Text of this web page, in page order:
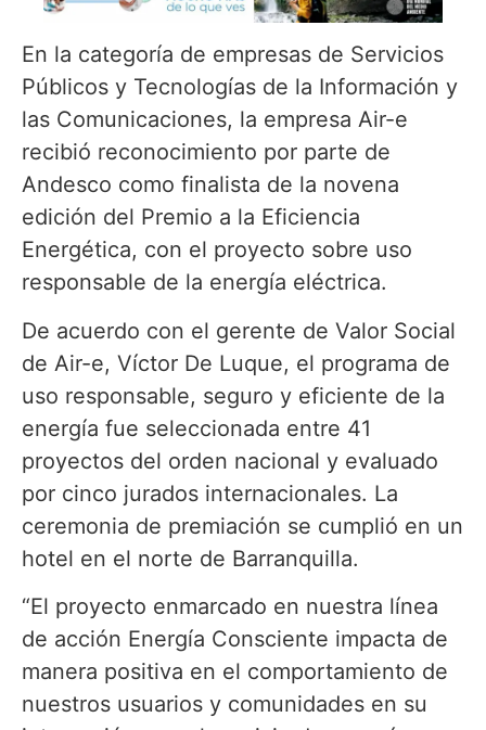
En la categoría de empresas de Servicios
Públicos y Tecnologías de la Información y
las Comunicaciones, la empresa Air-e
recibió reconocimiento por parte de
Andesco como finalista de la novena
edición del Premio a la Eficiencia
Energética, con el proyecto sobre uso
responsable de la energía eléctrica.
De acuerdo con el gerente de Valor Social
de Air-e, Víctor De Luque, el programa de
uso responsable, seguro y eficiente de la
energía fue seleccionada entre 41
proyectos del orden nacional y evaluado
por cinco jurados internacionales. La
ceremonia de premiación se cumplió en un
hotel en el norte de Barranquilla.
“El proyecto enmarcado en nuestra línea
de acción Energía Consciente impacta de
manera positiva en el comportamiento de
nuestros usuarios y comunidades en su